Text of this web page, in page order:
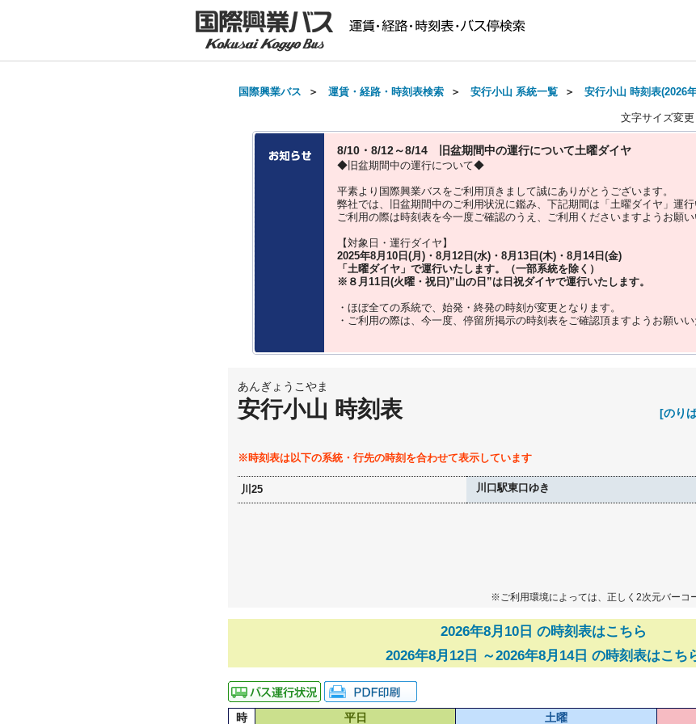
国際興業バス ＞ 運賃・経路・時刻表検索 ＞ 安行小山 系統一覧 ＞ 安行小山 時刻表(2026
文字サイズ変更
8/10・8/12～8/14 旧盆期間中の運行について土曜ダイヤ
◆旧盆期間中の運行について◆
平素より国際興業バスをご利用頂きまして誠にありがとうございます。
弊社では、旧盆期間中のご利用状況に鑑み、下記期間は「土曜ダイヤ」運行
ご利用の際は時刻表を今一度ご確認のうえ、ご利用くださいますようお願い
【対象日・運行ダイヤ】
2025年8月10日(月)・8月12日(水)・8月13日(木)・8月14日(金)
「土曜ダイヤ」 で運行いたします。（一部系統を除く）
※８月11日(火曜・祝日)”山の日 ”は 日祝ダイヤで運行いたします。
・ほぼ全ての系統で、始発・終発の時刻が変更となります。
・ご利用の際は、今一度、 停留所掲示の時刻表をご確認頂ますようお願いい
あんぎょうこやま
安行小山 時刻表 [のり
※時刻表は以下の系統・行先の時刻を合わせて表示しています
川25 川口駅東口ゆき
※ご利用環境によっては、正しく2次元バーコ
2026年8月10日 の時刻表はこちら
2026年8月12日 ～2026年8月14日 の時刻表はこち
時 平日 土曜